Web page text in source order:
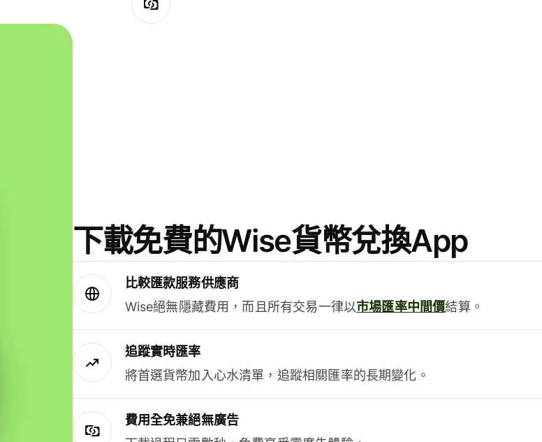
下載免費的Wise貨幣兌換App
比較匯款服務供應商
Wise絕無隱藏費用，而且所有交易一律以市場匯率中間價結算。
追蹤實時匯率
將首選貨幣加入心水清單，追蹤相關匯率的長期變化。
費用全免兼絕無廣告